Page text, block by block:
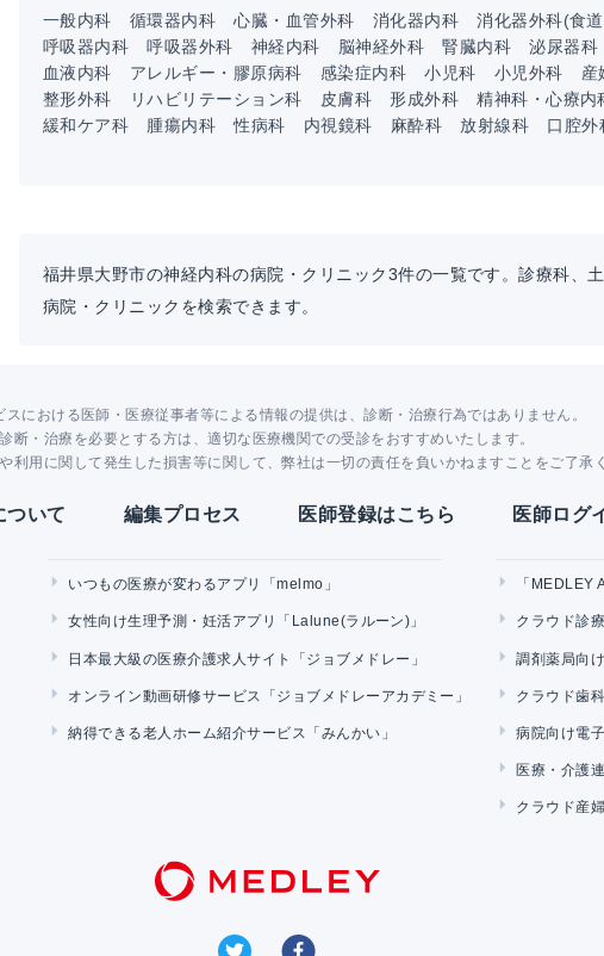
一般内科 循環器内科 心臓・血管外科 消化器内科 消化器外科(食
呼吸器内科
呼吸器外科 神経内科 脳神経外科 腎臓内科 泌尿器科
血液内科
アレルギー・膠原病科 感染症内科 小児科 小児外科 産
整形外科
リハビリテーション科 皮膚科 形成外科 精神科・心療内
緩和ケア科
腫瘍内科 性病科 内視鏡科 麻酔科 放射線科 口腔外
福井県大野市の神経内科の病院・クリニック3件の一覧です。診療科、
病院・クリニックを検索できます。
スにおける医師・医療従事者等による情報の提供は、診断・治療行為ではありません。
診断・治療を必要とする方は、適切な医療機関での受診をおすすめいたします。
利用に関して発生した損害等に関して、弊社は一切の責任を負いかねますことをご了承
ついて 編集プロセス 医師登録はこちら 医師ログ
いつもの医療が変わるアプリ「melmo」
女性向け生理予測・妊活アプリ「Lalune(ラルーン)」
日本最大級の医療介護求人サイト「ジョブメドレー」
オンライン動画研修サービス「ジョブメドレーアカデミー」
納得できる老人ホーム紹介サービス「みんかい」
「MEDLEY
クラウド診
調剤薬局向
クラウド歯
病院向け電
医療・介護
クラウド産